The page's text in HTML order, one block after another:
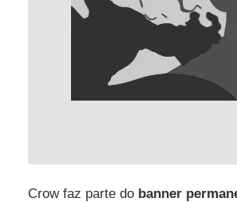
Crow faz parte do banner